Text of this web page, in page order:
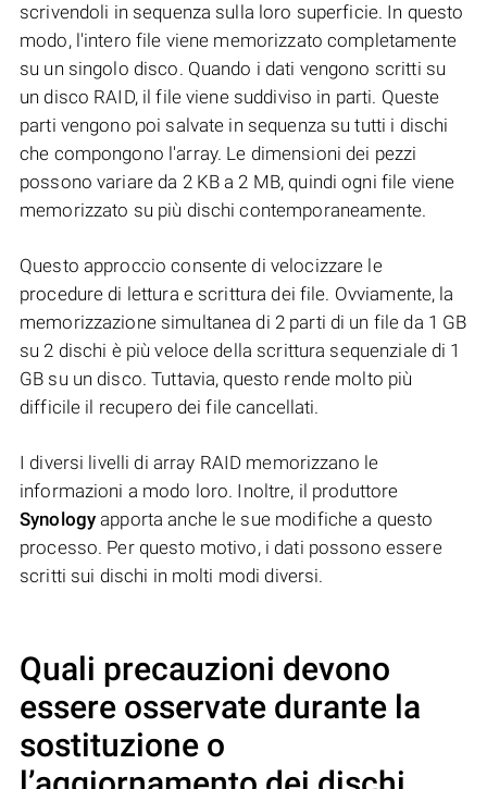
scrivendoli in sequenza sulla loro superficie. In questo
modo, l'intero file viene memorizzato completamente
su un singolo disco. Quando i dati vengono scritti su
un disco RAID, il file viene suddiviso in parti. Queste
parti vengono poi salvate in sequenza su tutti i dischi
che compongono l'array. Le dimensioni dei pezzi
possono variare da 2 KB a 2 MB, quindi ogni file viene
memorizzato su più dischi contemporaneamente.
Questo approccio consente di velocizzare le
procedure di lettura e scrittura dei file. Ovviamente, la
memorizzazione simultanea di 2 parti di un file da 1 GB
su 2 dischi è più veloce della scrittura sequenziale di 1
GB su un disco. Tuttavia, questo rende molto più
difficile il recupero dei file cancellati.
I diversi livelli di array RAID memorizzano le
informazioni a modo loro. Inoltre, il produttore
Synology apporta anche le sue modifiche a questo
processo. Per questo motivo, i dati possono essere
scritti sui dischi in molti modi diversi.
Quali precauzioni devono
essere osservate durante la
sostituzione o